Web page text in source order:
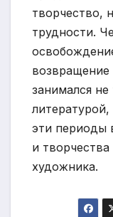
творчество,
трудности.
возвращение
занимался
эти периоды
и
художника.